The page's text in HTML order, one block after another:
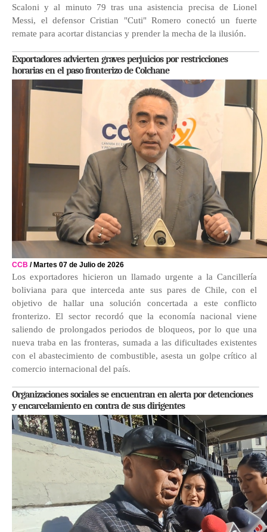
Scaloni y al minuto 79 tras una asistencia precisa de Lionel
Messi, el defensor Cristian "Cuti" Romero conectó un fuerte
remate para acortar distancias y prender la mecha de la ilusión.
Exportadores advierten graves perjuicios por restricciones
horarias en el paso fronterizo de Colchane
CCB / Martes 07 de Julio de 2026
Los exportadores hicieron un llamado urgente a la Cancillería
boliviana para que interceda ante sus pares de Chile, con el
objetivo de hallar una solución concertada a este conflicto
fronterizo. El sector recordó que la economía nacional viene
saliendo de prolongados periodos de bloqueos, por lo que una
nueva traba en las fronteras, sumada a las dificultades existentes
con el abastecimiento de combustible, asesta un golpe crítico al
comercio internacional del país.
Organizaciones sociales se encuentran en alerta por detenciones
y encarcelamiento en contra de sus dirigentes